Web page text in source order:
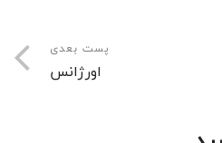
پست بعدی
اورژانس